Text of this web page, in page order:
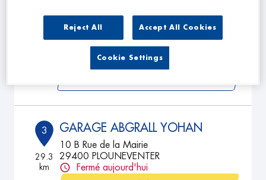
19.71 29640 SCRIGNAC
Ouvert 08:30 - 12:00 et 13:30 -
TÉLÉPHONE
3
29.3
km
GARAGE ABGRALL YOHAN
10 B Rue de la Mairie
29400 PLOUNEVENTER
Fermé aujourd'hui
Reject All Accept All Cookies
Cookie Settings